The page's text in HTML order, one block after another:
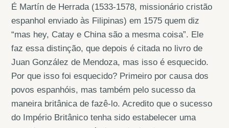
É Martín de Herrada (1533-1578, missionário cristão
espanhol enviado às Filipinas) em 1575 quem diz
“mas hey, Catay e China são a mesma coisa”. Ele
faz essa distinção, que depois é citada no livro de
Juan González de Mendoza, mas isso é esquecido.
Por que isso foi esquecido? Primeiro por causa dos
povos espanhóis, mas também pelo sucesso da
maneira britânica de fazê-lo. Acredito que o sucesso
do Império Britânico tenha sido estabelecer uma